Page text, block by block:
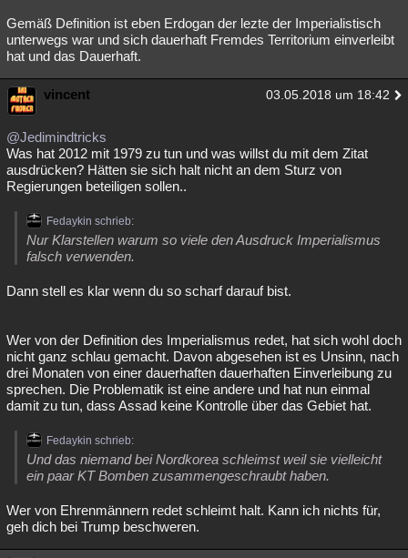
Gemäß Definition ist eben Erdogan der lezte der Imperialistisch
unterwegs war und sich dauerhaft Fremdes Territorium einverleibt
hat und das Dauerhaft.
vincent 03.05.2018 um 18:42
@Jedimindtricks
Was hat 2012 mit 1979 zu tun und was willst du mit dem Zitat
ausdrücken? Hätten sie sich halt nicht an dem Sturz von
Regierungen beteiligen sollen..
Fedaykin schrieb:
Nur Klarstellen warum so viele den Ausdruck Imperialismus
falsch verwenden.
Dann stell es klar wenn du so scharf darauf bist.
Wer von der Definition des Imperialismus redet, hat sich wohl doch
nicht ganz schlau gemacht. Davon abgesehen ist es Unsinn, nach
drei Monaten von einer dauerhaften dauerhaften Einverleibung zu
sprechen. Die Problematik ist eine andere und hat nun einmal
damit zu tun, dass Assad keine Kontrolle über das Gebiet hat.
Fedaykin schrieb:
Und das niemand bei Nordkorea schleimst weil sie vielleicht
ein paar KT Bomben zusammengeschraubt haben.
Wer von Ehrenmännern redet schleimt halt. Kann ich nichts für,
geh dich bei Trump beschweren.